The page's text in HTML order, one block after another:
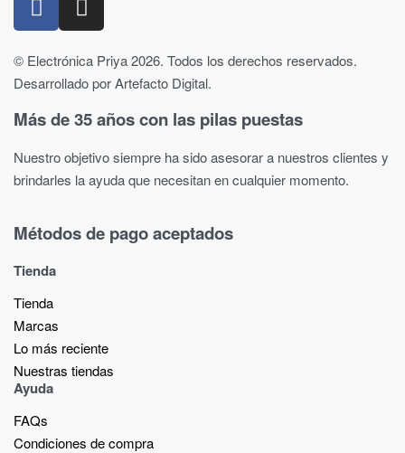
© Electrónica Priya 2026. Todos los derechos reservados.
Desarrollado por Artefacto Digital.
Más de 35 años con las pilas puestas
Nuestro objetivo siempre ha sido asesorar a nuestros clientes y
brindarles la ayuda que necesitan en cualquier momento.
Métodos de pago aceptados
Tienda
Tienda
Marcas
Lo más reciente​
Nuestras tiendas​
Ayuda
FAQs
Condiciones de compra